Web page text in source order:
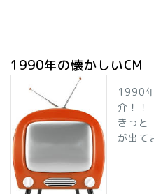
1990年の懐かしいCM
1990
介！！
きっと
が出て